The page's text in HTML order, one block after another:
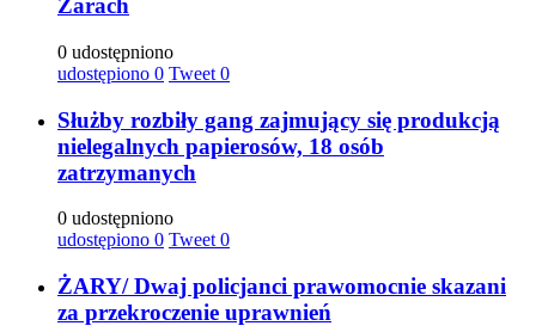
Żarach
0 udostępniono
udostępiono 0 Tweet 0
Służby rozbiły gang zajmujący się produkcją
nielegalnych papierosów, 18 osób
zatrzymanych
0 udostępniono
udostępiono 0 Tweet 0
ŻARY/ Dwaj policjanci prawomocnie skazani
za przekroczenie uprawnień